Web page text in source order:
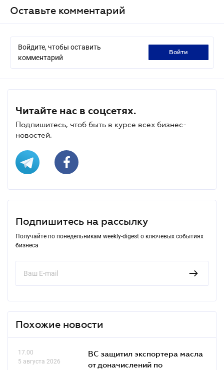
Оставьте комментарий
Войдите, чтобы оставить
комментарий
войти
Читайте нас в соцсетях.
Подпишитесь, чтоб быть в курсе всех бизнес-
новостей.
Подпишитесь на рассылку
Получайте по понедельникам weekly-digest о ключевых событиях
бизнеса
Похожие новости
17.00
5 августа 2026
ВС защитил экспортера масла
от доначислений по